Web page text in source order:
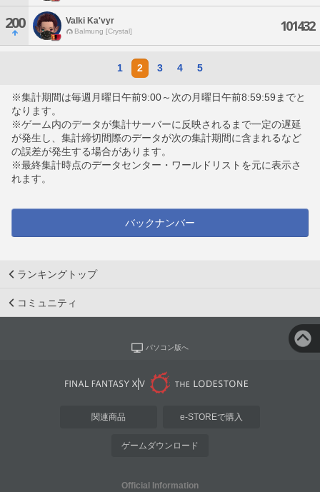
200 Valki Ka'vyr
Balmung [Crystal] 101432
1 2 3 4 5
※集計期間は毎週月曜日午前9:00～次の月曜日午前8:59:59までと
なります。
※ゲーム内のデータが集計サーバーに反映されるまで一定の遅延
が発生し、集計締切間際のデータが次の集計期間に含まれるなど
の誤差が発生する場合があります。
※最終集計時点のデータセンター・ワールドリストを元に表示さ
れます。
バックナンバー
ランキングトップ
コミュニティ
パソコン版へ
関連商品 e-STOREで購入
ゲームダウンロード
Official Information